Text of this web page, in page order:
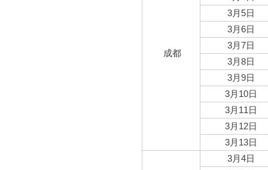
成都
3月5日
3月6日
3月7日
3月8日
3月9日
3月10日
3月11日
3月12日
3月13日
3月4日